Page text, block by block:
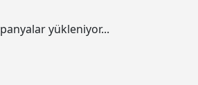
yükleniyor...